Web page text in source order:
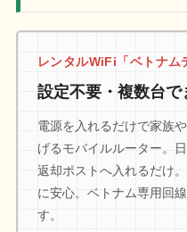
レンタルWiFi「ベトナム
設定不要・複数台で
電源を入れるだけで家族
げるモバイルルーター。
返却ポストへ入れるだけ
に安心。ベトナム専用回
す。